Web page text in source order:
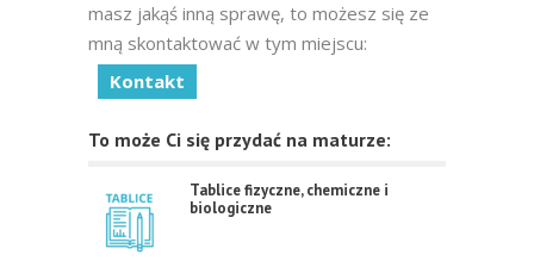
masz jakąś inną sprawę, to możesz się ze
mną skontaktować w tym miejscu:
Kontakt
To może Ci się przydać na maturze:
Tablice fizyczne, chemiczne i
biologiczne